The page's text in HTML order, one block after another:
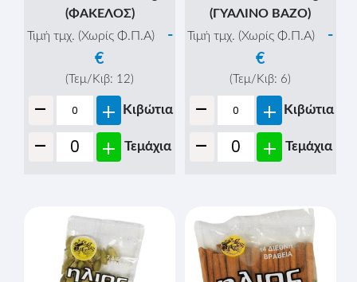
(ΦΑΚΕΛΟΣ)
Τιμή τμχ. (Χωρίς Φ.Π.Α)
-
€
(Τεμ/Κιβ: 12)
- + Κιβώτια
- + Τεμάχια
(ΓΥΑΛΙΝΟ ΒΑΖΟ)
Τιμή τμχ. (Χωρίς Φ.Π.Α)
-
€
(Τεμ/Κιβ: 6)
- + Κιβώτια
- + Τεμάχια